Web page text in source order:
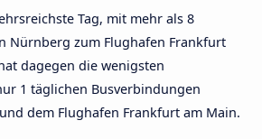
Tag, mit mehr als 8
Nürnberg zum Flughafen Frankfurt
dagegen die wenigsten
1 täglichen Busverbindungen
dem Flughafen Frankfurt am Main.